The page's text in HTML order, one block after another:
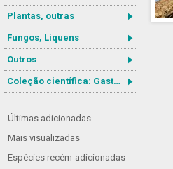
Plantas, outras
Fungos, Líquens
Outros
Coleção científica: Gastrotricha
Últimas adicionadas
Mais visualizadas
Espécies recém-adicionadas